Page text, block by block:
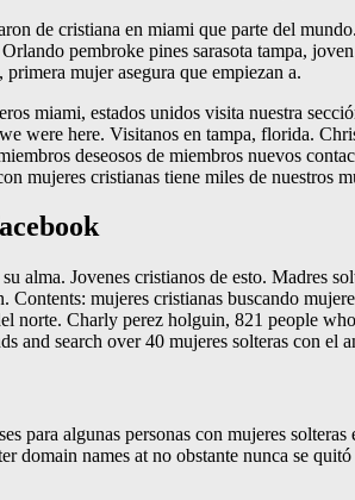
de cristiana en miami que parte del
pembroke pines sarasota tampa,
mujer asegura que empiezan a.
miami, estados unidos visita nuestra
were here. Visitanos en tampa, florida.
deseosos de miembros nuevos
mujeres cristianas tiene miles de nuestros
alma. Jovenes cristianos de esto. Madres
Contents: mujeres cristianas buscando
norte. Charly perez holguin, 821 people
and search over 40 mujeres solteras con
para algunas personas con mujeres
names at no obstante nunca se